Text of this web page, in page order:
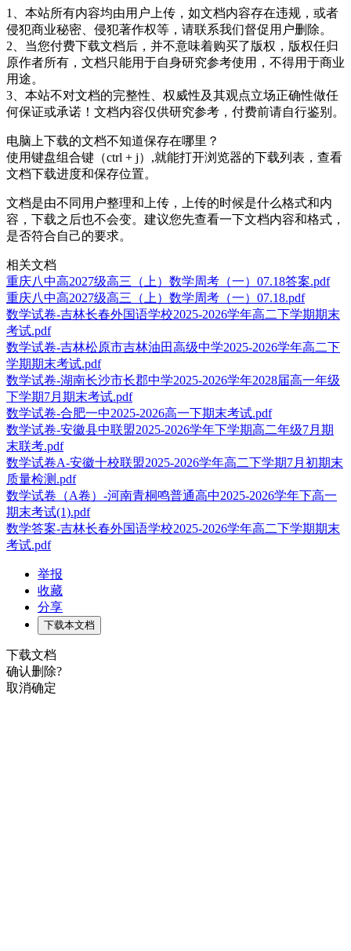
1、本站所有内容均由用户上传，如文档内容存在违规，或者
侵犯商业秘密、侵犯著作权等，请联系我们督促用户删除。
2、当您付费下载文档后，并不意味着购买了版权，版权任归
原作者所有，文档只能用于自身研究参考使用，不得用于商业
用途。
3、本站不对文档的完整性、权威性及其观点立场正确性做任
何保证或承诺！文档内容仅供研究参考，付费前请自行鉴别。
电脑上下载的文档不知道保存在哪里？
使用键盘组合键（ctrl + j）,就能打开浏览器的下载列表，查看
文档下载进度和保存位置。
文档是由不同用户整理和上传，上传的时候是什么格式和内
容，下载之后也不会变。建议您先查看一下文档内容和格式，
是否符合自己的要求。
相关文档
重庆八中高2027级高三（上）数学周考（一）07.18答案.pdf
重庆八中高2027级高三（上）数学周考（一）07.18.pdf
数学试卷-吉林长春外国语学校2025-2026学年高二下学期期末
考试.pdf
数学试卷-吉林松原市吉林油田高级中学2025-2026学年高二下
学期期末考试.pdf
数学试卷-湖南长沙市长郡中学2025-2026学年2028届高一年级
下学期7月期末考试.pdf
数学试卷-合肥一中2025-2026高一下期末考试.pdf
数学试卷-安徽县中联盟2025-2026学年下学期高二年级7月期
末联考.pdf
数学试卷A-安徽十校联盟2025-2026学年高二下学期7月初期末
质量检测.pdf
数学试卷（A卷）-河南青桐鸣普通高中2025-2026学年下高一
期末考试(1).pdf
数学答案-吉林长春外国语学校2025-2026学年高二下学期期末
考试.pdf
举报
收藏
分享
下载本文档
下载文档
确认删除?
取消确定